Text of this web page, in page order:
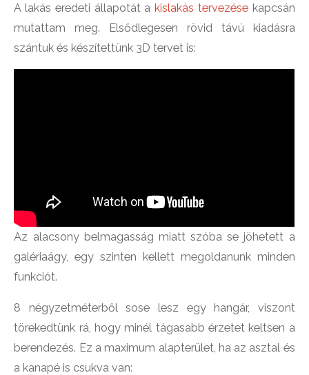
A lakás eredeti állapotát akislakás tervezésekapcsán
mutattam meg. Elsődlegesen rövid távú kiadásra
szántuk és készítettünk 3D tervet is:
Az alacsony belmagasság miatt szóba se jöhetett a
galériaágy, egy szinten kellett megoldanunk minden
funkciót.
8 négyzetméterből sose lesz egy hangár, viszont
törekedtünk rá, hogy minél tágasabb érzetet keltsen a
berendezés. Ez a maximum alapterület, ha az asztal és
a kanapé is csukva van: